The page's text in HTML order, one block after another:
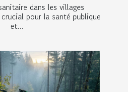
dans les villages
pour la santé publique
et...